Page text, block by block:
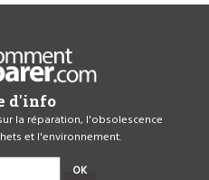
d'info
la réparation, l'obsolescence
et l'environnement.
OK